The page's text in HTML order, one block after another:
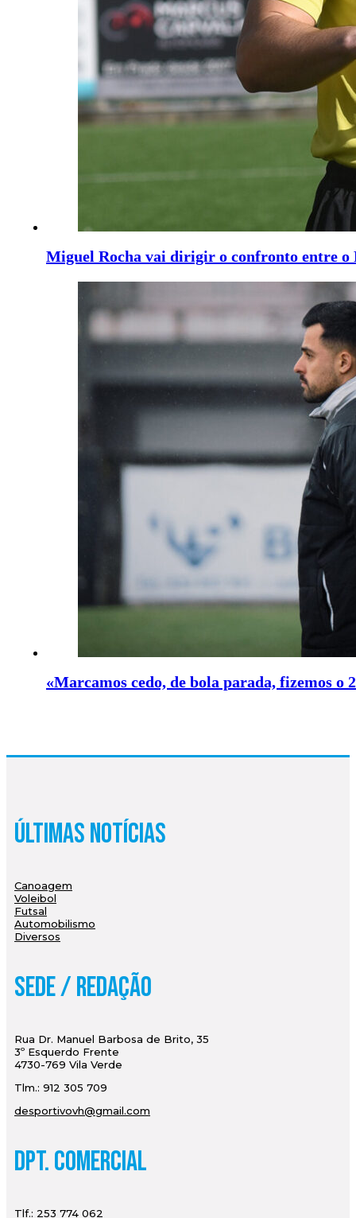
Miguel Rocha vai dirigir o confronto entre o
«Marcamos cedo, de bola parada, fizemos
Últimas Notícias
Canoagem
Voleibol
Futsal
Automobilismo
Diversos
Sede / Redação
Rua Dr. Manuel Barbosa de Brito, 35
3º Esquerdo Frente
4730-769 Vila Verde
Tlm.: 912 305 709
desportivovh@gmail.com
Dpt. Comercial
Tlf.: 253 774 062